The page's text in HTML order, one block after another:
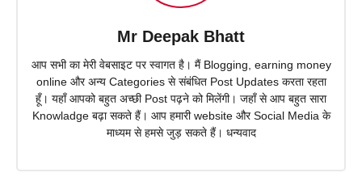
Mr Deepak Bhatt
आप सभी का मेरी वेबसाइट पर स्वागत है। मैं Blogging, earning money
online और अन्य Categories से संबंधित Post Updates करता रहता
हूँ। यहाँ आपको बहुत अच्छी Post पढ़ने को मिलेंगी। जहाँ से आप बहुत सारा
Knowladge बढ़ा सकते हैं। आप हमारी website और Social Media के
माध्यम से हमसे जुड़ सकते हैं। धन्यवाद